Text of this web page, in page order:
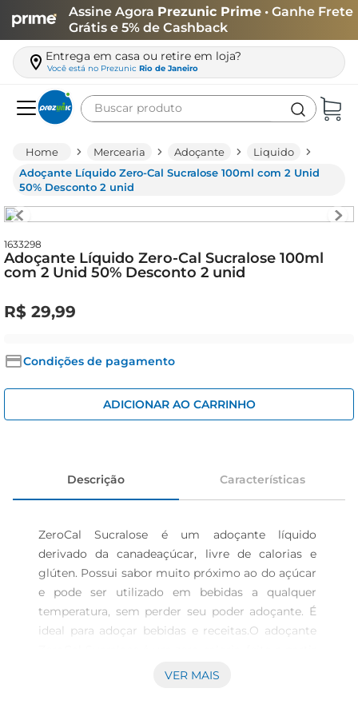
Assine Agora Prezunic Prime • Ganhe Frete
Grátis e 5% de Cashback
Entrega em casa ou retire em loja?
Você está no Prezunic Rio de Janeiro
Buscar produto
Mercearia Adoçante
Liquido
Adoçante Líquido Zero-Cal Sucralose 100ml com 2 Unid
50% Desconto 2 unid
1633298
Adoçante Líquido Zero-Cal Sucralose 100ml
com 2 Unid 50% Desconto 2 unid
R$ 29,99
Condições de pagamento
ADICIONAR AO CARRINHO
Descrição Características
ZeroCal Sucralose é um adoçante líquido
derivado da canadeaçúcar, livre de calorias e
glúten. Possui sabor muito próximo ao do açúcar
e pode ser utilizado em bebidas a qualquer
temperatura, sem perder seu poder adoçante. É
ideal para adoçar bebidas e receitas.O adoçante
da canadeaçúcar e com o sabor doce igual ao do
VER MAIS
leite
café
queijo
arroz
biscoito
cerveja
iogurte